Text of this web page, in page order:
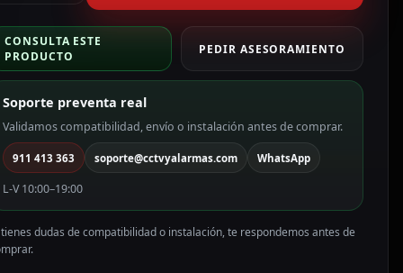
CONSULTA ESTE
PRODUCTO
PEDIR ASESORAMIENTO
Soporte preventa real
Validamos compatibilidad, envío o instalación antes de comprar.
911 413 363 soporte@cctvyalarmas.com WhatsApp
L-V 10:00–19:00
dudas de compatibilidad o instalación, te respondemos antes de